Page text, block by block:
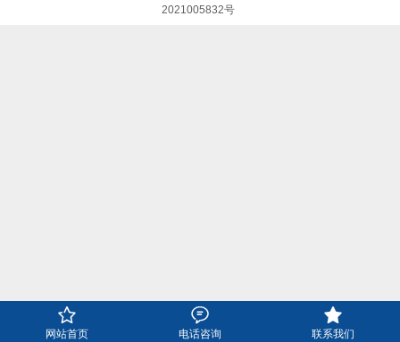
2021005832号

网站首页

电话咨询

联系我们